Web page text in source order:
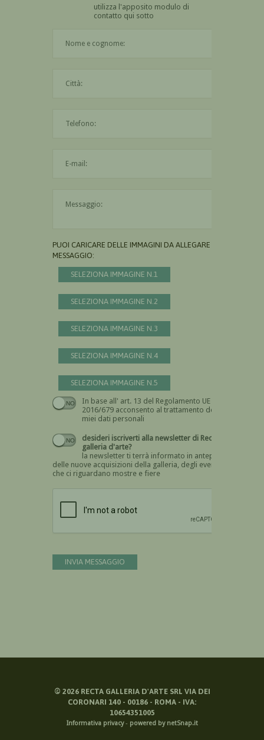
utilizza l'apposito modulo di
contatto qui sotto
PUOI CARICARE DELLE IMMAGINI DA ALLEGARE AL
MESSAGGIO:
SELEZIONA IMMAGINE N.1
SELEZIONA IMMAGINE N.2
SELEZIONA IMMAGINE N.3
SELEZIONA IMMAGINE N.4
SELEZIONA IMMAGINE N.5
In base all' art. 13 del Regolamento UE n.
2016/679 acconsento al trattamento dei
miei dati personali
Devi dare il consenso
desideri iscriverti alla newsletter di Recta
galleria d'arte?
la newsletter ti terrà informato in anteprima
delle nuove acquisizioni della galleria, degli eventi
che ci riguardano mostre e fiere
INVIA MESSAGGIO
© 2026RECTA GALLERIA D'ARTE SRL VIA DEI
CORONARI 140 - 00186 - ROMA - IVA:
10654351005
Informativa privacy- powered by netSnap.it